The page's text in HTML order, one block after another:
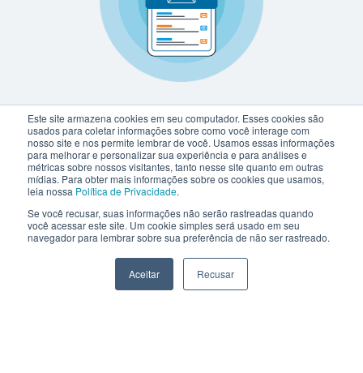
Este site armazena cookies em seu computador. Esses cookies são
usados para coletar informações sobre como você interage com
nosso site e nos permite lembrar de você. Usamos essas informações
para melhorar e personalizar sua experiência e para análises e
métricas sobre nossos visitantes, tanto nesse site quanto em outras
mídias. Para obter mais informações sobre os cookies que usamos,
leia nossa Política de Privacidade.
Se você recusar, suas informações não serão rastreadas quando
você acessar este site. Um cookie simples será usado em seu
navegador para lembrar sobre sua preferência de não ser rastreado.
Aceitar Recusar